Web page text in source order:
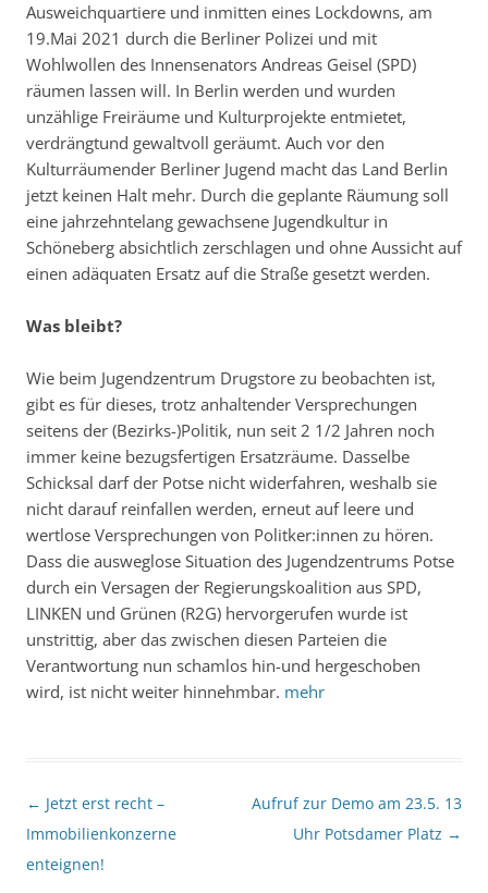
Ausweichquartiere und inmitten eines Lockdowns, am
19.Mai 2021 durch die Berliner Polizei und mit
Wohlwollen des Innensenators Andreas Geisel (SPD)
räumen lassen will. In Berlin werden und wurden
unzählige Freiräume und Kulturprojekte entmietet,
verdrängtund gewaltvoll geräumt. Auch vor den
Kulturräumender Berliner Jugend macht das Land Berlin
jetzt keinen Halt mehr. Durch die geplante Räumung soll
eine jahrzehntelang gewachsene Jugendkultur in
Schöneberg absichtlich zerschlagen und ohne Aussicht auf
einen adäquaten Ersatz auf die Straße gesetzt werden.
Was bleibt?
Wie beim Jugendzentrum Drugstore zu beobachten ist,
gibt es für dieses, trotz anhaltender Versprechungen
seitens der (Bezirks-)Politik, nun seit 2 1/2 Jahren noch
immer keine bezugsfertigen Ersatzräume. Dasselbe
Schicksal darf der Potse nicht widerfahren, weshalb sie
nicht darauf reinfallen werden, erneut auf leere und
wertlose Versprechungen von Politker:innen zu hören.
Dass die ausweglose Situation des Jugendzentrums Potse
durch ein Versagen der Regierungskoalition aus SPD,
LINKEN und Grünen (R2G) hervorgerufen wurde ist
unstrittig, aber das zwischen diesen Parteien die
Verantwortung nun schamlos hin-und hergeschoben
wird, ist nicht weiter hinnehmbar. mehr
Beitragsnavigation
← Jetzt erst recht –
Immobilienkonzerne
enteignen!
Aufruf zur Demo am 23.5. 13
Uhr Potsdamer Platz →